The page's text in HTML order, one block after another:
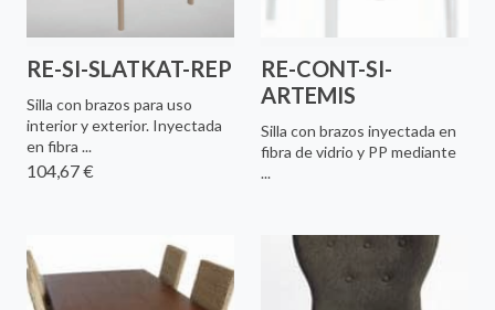
RE-SI-SLATKAT-REP
Silla con brazos para uso
interior y exterior. Inyectada
en fibra ...
104,67 €
RE-CONT-SI-
ARTEMIS
Silla con brazos inyectada en
fibra de vidrio y PP mediante
...